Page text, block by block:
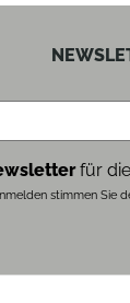
für
stimmen Sie